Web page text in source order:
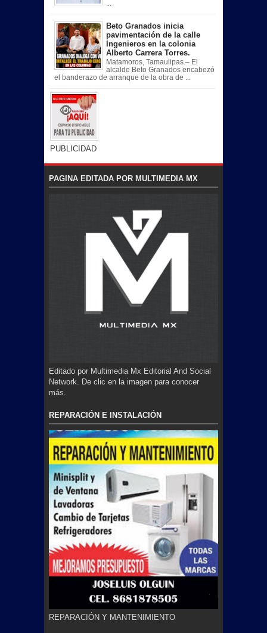
Beto Granados inicia
pavimentación de la calle
Ingenieros en la colonia
Alberto Carrera Torres.
Matamoros, Tamaulipas.– El
alcalde Beto Granados encabezó
el banderazo de arranque de la obra de ...
PUBLICIDAD
PAGINA EDITADA POR MULTIMEDIA MX
Editado por Multimedia Mx Editorial And Social
Network. De clic en la imagen para conocer
más.
REPARACIÓN E INSTALACIÓN
REPARACIÓN Y MANTENIMIENTO